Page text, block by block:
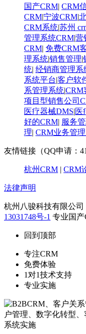
国产CRM| CRM
CRM|宁波CRM|
CRM系统|苏州
管理系统CRM|营
CRM| 免费CRM
理系统|销售管理|
统| 经销商管理系
系统平台|客户软
系管理系统|CRM
项目型销售公司
医疗器械DMS|医
好的CRM| 服务
理| CRM业务管
友情链接（QQ申请：
杭州CRM | CRM
法律声明
杭州八骏科技有限公司
13031748号-1 专业国产
回到顶部
专注CRM
免费体验
1对1技术支持
专业实施